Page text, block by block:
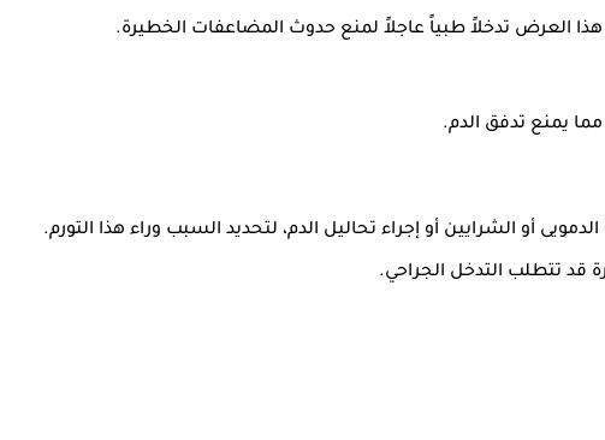
هذا العرض تدخلاً طبياً عاجلاً لمنع حدوث المضاعفات الخطيرة.
مما يمنع تدفق الدم.
أو الشرايين أو إجراء تحاليل الدم، لتحديد السبب وراء هذا التورم.
قد تتطلب التدخل الجراحي.